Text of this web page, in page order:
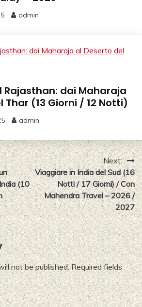
admin
Rajasthan: dai Maharaja
Thar (13 Giorni / 12 Notti)
admin
(10
Next:
Viaggiare in India del Sud (16
Notti / 17 Giorni) / Con
Mahendra Travel – 2026 /
2027
not be published. Required fields